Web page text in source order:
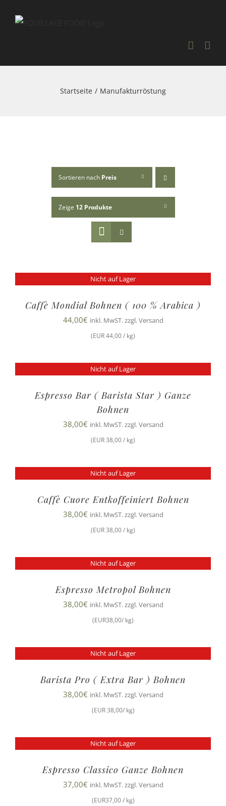
Startseite Manufakturröstung
Sortieren nach Preis
Zeige 12 Produkte
Nicht auf Lager
Caffè Mondial Bohnen ( 100 % Arabica )
44,00€ inkl. MwST. zzgl. Versand
(EUR 44,00 / kg)
Nicht auf Lager
Espresso Bar ( Barista Star ) Ganze
Bohnen
38,00€ inkl. MwST. zzgl. Versand
(EUR 38,00 / kg)
Nicht auf Lager
Caffè Cuore Entkoffeiniert Bohnen
38,00€ inkl. MwST. zzgl. Versand
(EUR 38,00 / kg)
Nicht auf Lager
Espresso Metropol Bohnen
38,00€ inkl. MwST. zzgl. Versand
(EUR38,00/ kg)
Nicht auf Lager
Barista Pro ( Extra Bar ) Bohnen
38,00€ inkl. MwST. zzgl. Versand
(EUR 38,00/ kg)
Nicht auf Lager
Espresso Classico Ganze Bohnen
37,00€ inkl. MwST. zzgl. Versand
(EUR37,00 / kg)